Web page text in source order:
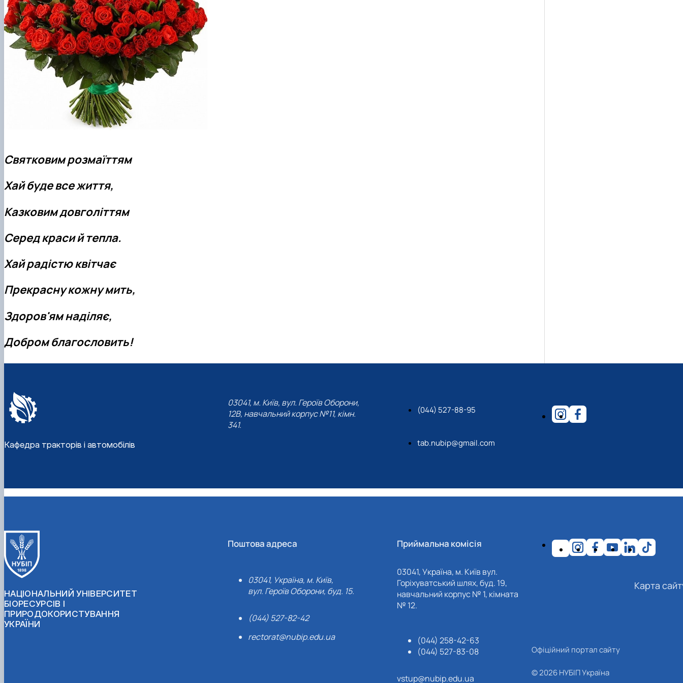
Святковим розмаїттям
Хай буде все життя,
Казковим довголіттям
Серед краси й тепла.
Хай радістю квітчає
Прекрасну кожну мить,
Здоров'ям наділяє,
Добром благословить!
Кафедра тракторів і автомобілів
03041, м. Київ, вул. Героїв Оборони,
12В, навчальний корпус №11, кімн.
341.
(044) 527-88-95
tab.nubip@gmail.com
НАЦІОНАЛЬНИЙ УНІВЕРСИТЕТ
БІОРЕСУРСІВ І
ПРИРОДОКОРИСТУВАННЯ
УКРАЇНИ
Поштова адреса
03041, Україна, м. Київ,
вул. Героїв Оборони, буд. 15.
(044) 527-82-42
rectorat@nubip.edu.ua
Приймальна комісія
03041, Україна, м. Київ вул.
Горіхуватський шлях, буд. 19,
навчальний корпус № 1, кімната
№ 12.
(044) 258-42-63
(044) 527-83-08
vstup@nubip.edu.ua
Карта
Офіційний портал сайту
© 2026 НУБІП Україна